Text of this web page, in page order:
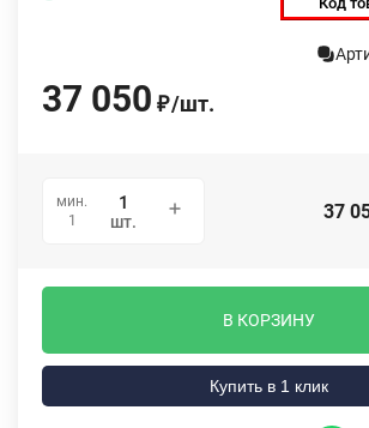
37 050 ₽/шт.
мин.
1
шт. 37
В КОРЗИНУ
Купить в 1 клик